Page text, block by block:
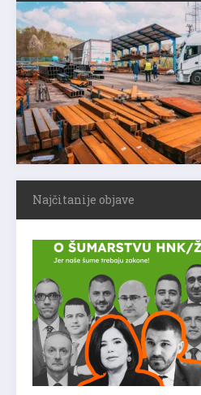
Najčitanije objave